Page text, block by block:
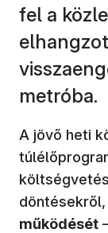
fel a
metróba.
A jövő heti
döntésekről,
működését